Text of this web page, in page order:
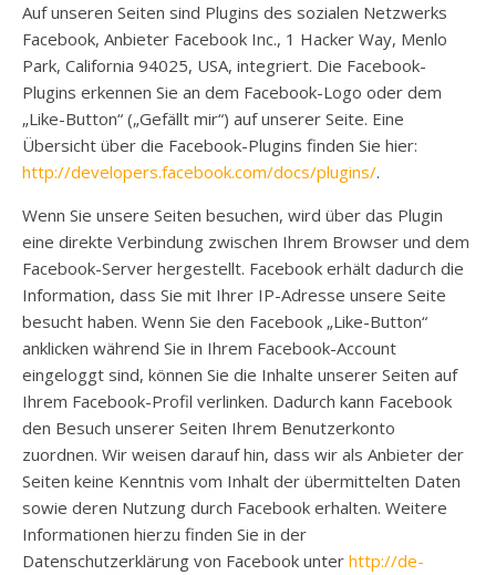
Auf unseren Seiten sind Plugins des sozialen Netzwerks
Facebook, Anbieter Facebook Inc., 1 Hacker Way, Menlo
Park, California 94025, USA, integriert. Die Facebook-
Plugins erkennen Sie an dem Facebook-Logo oder dem
„Like-Button“ („Gefällt mir“) auf unserer Seite. Eine
Übersicht über die Facebook-Plugins finden Sie hier:
http://developers.facebook.com/docs/plugins/.
Wenn Sie unsere Seiten besuchen, wird über das Plugin
eine direkte Verbindung zwischen Ihrem Browser und dem
Facebook-Server hergestellt. Facebook erhält dadurch die
Information, dass Sie mit Ihrer IP-Adresse unsere Seite
besucht haben. Wenn Sie den Facebook „Like-Button“
anklicken während Sie in Ihrem Facebook-Account
eingeloggt sind, können Sie die Inhalte unserer Seiten auf
Ihrem Facebook-Profil verlinken. Dadurch kann Facebook
den Besuch unserer Seiten Ihrem Benutzerkonto
zuordnen. Wir weisen darauf hin, dass wir als Anbieter der
Seiten keine Kenntnis vom Inhalt der übermittelten Daten
sowie deren Nutzung durch Facebook erhalten. Weitere
Informationen hierzu finden Sie in der
Datenschutzerklärung von Facebook unter http://de-